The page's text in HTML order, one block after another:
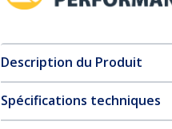
Description du Produit
Spécifications techniques